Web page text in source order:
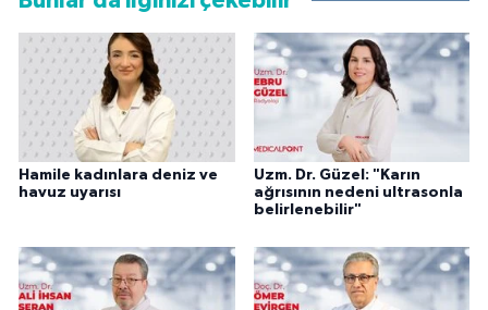
Hamile kadınlara deniz ve
havuz uyarısı
Uzm. Dr. Güzel: "Karın
ağrısının nedeni ultrasonla
belirlenebilir"